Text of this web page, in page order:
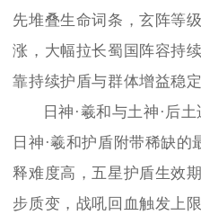
先堆叠生命词条，玄阵等
涨，大幅拉长蜀国阵容持
靠持续护盾与群体增益稳
日神·羲和与土神·后
日神·羲和护盾附带稀缺
释难度高，五星护盾生效
步质变，战吼回血触发上